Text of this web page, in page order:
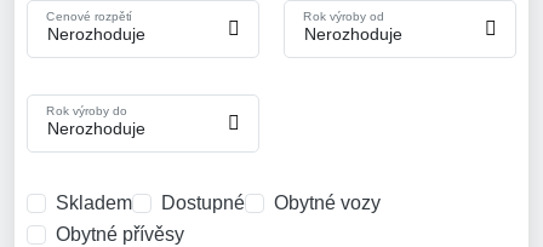
Cenové rozpětí Rok výroby od
Rok výroby do
Skladem Dostupné
Obytné vozy
Obytné přívěsy